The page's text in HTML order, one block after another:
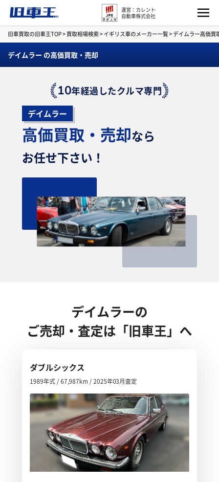
運営：カレント
自動車株式会社
旧車買取の旧車王TOP>買取相場検索>イギリス車のメーカー一覧>デイムラー高価買
デイムラー の高価買取・売却
10年経過したクルマ専門
デイムラー
高価買取・売却なら
お任せ下さい！
デイムラーの
ご売却・査定は「旧車王」へ
ダブルシックス
1989年式 / 67,987km / 2025年03月査定